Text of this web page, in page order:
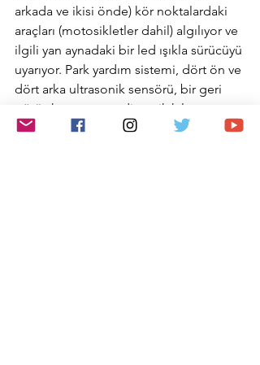
arkada ve ikisi önde) kör noktalardaki
araçları (motosikletler dahil) algılıyor ve
ilgili yan aynadaki bir led ışıkla sürücüyü
uyarıyor. Park yardım sistemi, dört ön ve
dört arka ultrasonik sensörü, bir geri
görüş kamerası ve dinamik kılavuz
çizgileri kullanıyor. Manevraları